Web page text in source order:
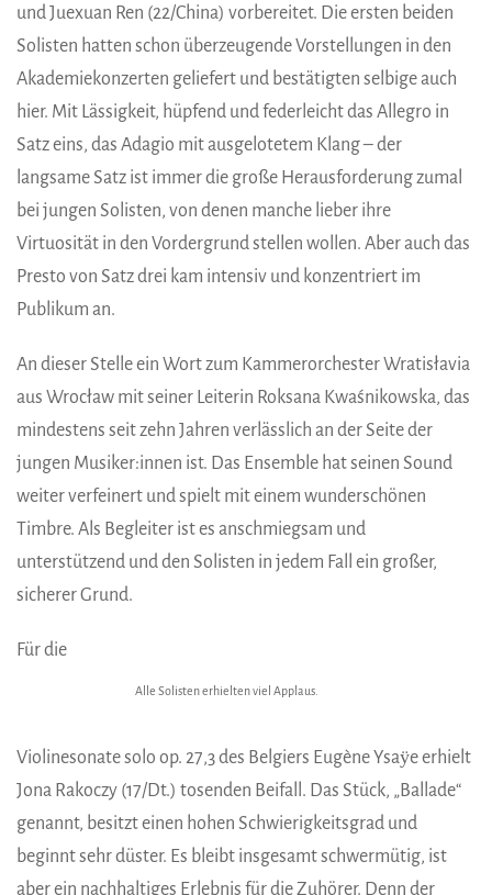
und Juexuan Ren (22/China) vorbereitet. Die ersten beiden
Solisten hatten schon überzeugende Vorstellungen in den
Akademiekonzerten geliefert und bestätigten selbige auch
hier. Mit Lässigkeit, hüpfend und federleicht das Allegro in
Satz eins, das Adagio mit ausgelotetem Klang – der
langsame Satz ist immer die große Herausforderung zumal
bei jungen Solisten, von denen manche lieber ihre
Virtuosität in den Vordergrund stellen wollen. Aber auch das
Presto von Satz drei kam intensiv und konzentriert im
Publikum an.
An dieser Stelle ein Wort zum Kammerorchester Wratisłavia
aus Wrocław mit seiner Leiterin Roksana Kwaśnikowska, das
mindestens seit zehn Jahren verlässlich an der Seite der
jungen Musiker:innen ist. Das Ensemble hat seinen Sound
weiter verfeinert und spielt mit einem wunderschönen
Timbre. Als Begleiter ist es anschmiegsam und
unterstützend und den Solisten in jedem Fall ein großer,
sicherer Grund.
Alle Solisten erhielten viel Applaus.
Für die
Violinesonate solo op. 27,3 des Belgiers Eugène Ysaӱe erhielt
Jona Rakoczy (17/Dt.) tosenden Beifall. Das Stück, „Ballade“
genannt, besitzt einen hohen Schwierigkeitsgrad und
beginnt sehr düster. Es bleibt insgesamt schwermütig, ist
aber ein nachhaltiges Erlebnis für die Zuhörer. Denn der